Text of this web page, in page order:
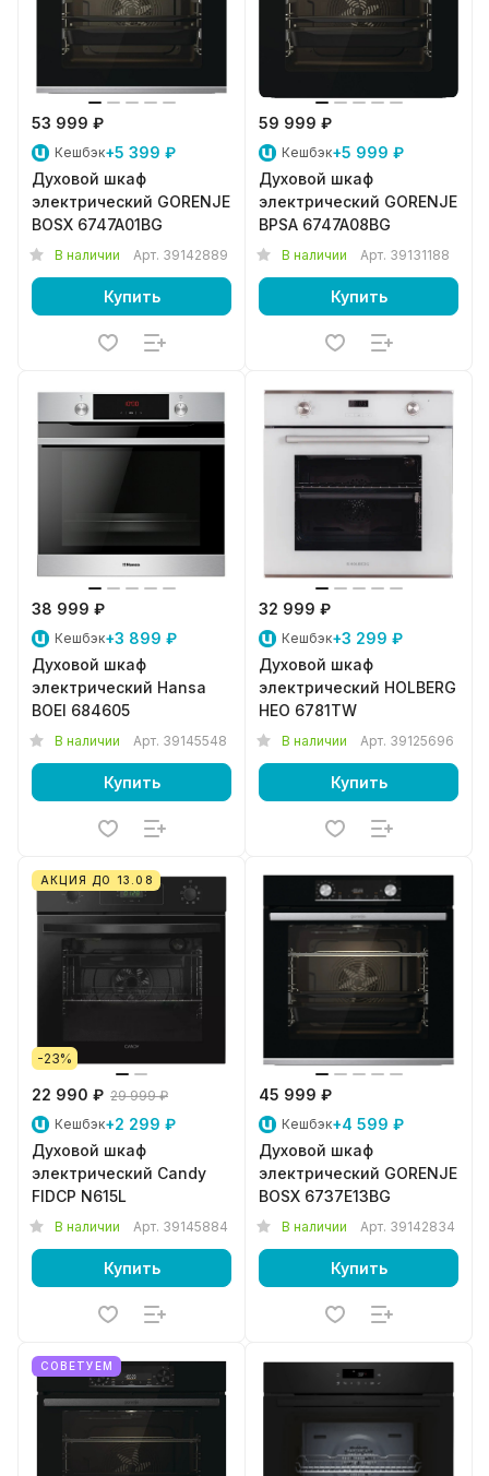
53 999 ₽
Кешбэк+5 399 ₽
Духовой шкаф
электрический GORENJE
BOSX 6747A01BG
В наличии Арт. 39142889
Купить
59 999 ₽
Кешбэк+5 999 ₽
Духовой шкаф
электрический GORENJE
BPSA 6747A08BG
В наличии Арт. 39131188
Купить
38 999 ₽
Кешбэк+3 899 ₽
Духовой шкаф
электрический Hansa
BOEI 684605
В наличии Арт. 39145548
Купить
32 999 ₽
Кешбэк+3 299 ₽
Духовой шкаф
электрический HOLBERG
HEO 6781TW
В наличии Арт. 39125696
Купить
АКЦИЯ ДО 13.08
-23%
22 990 ₽ 29 999 ₽
Кешбэк+2 299 ₽
Духовой шкаф
электрический Candy
FIDCP N615L
В наличии Арт. 39145884
Купить
45 999 ₽
Кешбэк+4 599 ₽
Духовой шкаф
электрический GORENJE
BOSX 6737E13BG
В наличии Арт. 39142834
Купить
СОВЕТУЕМ